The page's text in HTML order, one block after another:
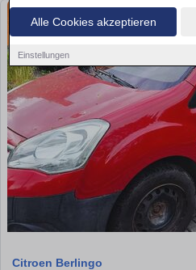
Alle Cookies akzeptieren
Einstellungen
Citroen Berlingo